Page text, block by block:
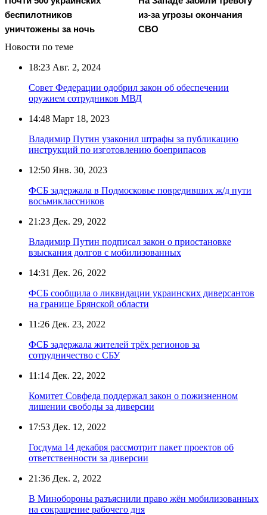
беспилотников
уничтожены за ночь
из-за угрозы окончания
СВО
Новости по теме
18:23 Авг. 2, 2024
Совет Федерации одобрил закон об обеспечении
оружием сотрудников МВД
14:48 Март 18, 2023
Владимир Путин узаконил штрафы за публикацию
инструкций по изготовлению боеприпасов
12:50 Янв. 30, 2023
ФСБ задержала в Подмосковье повредивших ж/д пути
восьмиклассников
21:23 Дек. 29, 2022
Владимир Путин подписал закон о приостановке
взыскания долгов с мобилизованных
14:31 Дек. 26, 2022
ФСБ сообщила о ликвидации украинских диверсантов
на границе Брянской области
11:26 Дек. 23, 2022
ФСБ задержала жителей трёх регионов за
сотрудничество с СБУ
11:14 Дек. 22, 2022
Комитет Совфеда поддержал закон о пожизненном
лишении свободы за диверсии
17:53 Дек. 12, 2022
Госдума 14 декабря рассмотрит пакет проектов об
ответственности за диверсии
21:36 Дек. 2, 2022
В Минобороны разъяснили право жён мобилизованных
на сокращение рабочего дня